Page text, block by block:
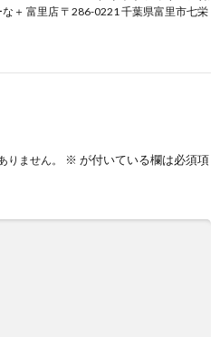
＋ 富里店 〒286-0221 千葉県富里市七栄
りません。 ※ が付いている欄は必須項